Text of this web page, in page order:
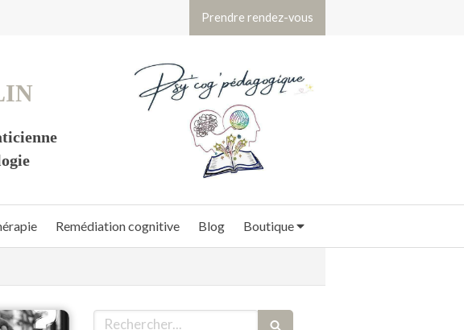
Prendre rendez-vous
Remédiation cognitive Blog Boutique
Rechercher